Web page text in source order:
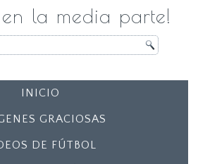
en la media parte!
INICIO
GRACIOSAS
DE FÚTBOL